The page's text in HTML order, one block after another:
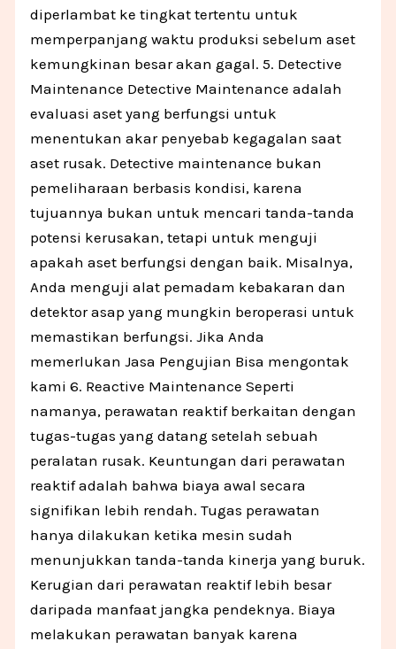
diperlambat ke tingkat tertentu untuk
memperpanjang waktu produksi sebelum aset
kemungkinan besar akan gagal. 5. Detective
Maintenance Detective Maintenance adalah
evaluasi aset yang berfungsi untuk
menentukan akar penyebab kegagalan saat
aset rusak. Detective maintenance bukan
pemeliharaan berbasis kondisi, karena
tujuannya bukan untuk mencari tanda-tanda
potensi kerusakan, tetapi untuk menguji
apakah aset berfungsi dengan baik. Misalnya,
Anda menguji alat pemadam kebakaran dan
detektor asap yang mungkin beroperasi untuk
memastikan berfungsi. Jika Anda
memerlukan Jasa Pengujian Bisa mengontak
kami 6. Reactive Maintenance Seperti
namanya, perawatan reaktif berkaitan dengan
tugas-tugas yang datang setelah sebuah
peralatan rusak. Keuntungan dari perawatan
reaktif adalah bahwa biaya awal secara
signifikan lebih rendah. Tugas perawatan
hanya dilakukan ketika mesin sudah
menunjukkan tanda-tanda kinerja yang buruk.
Kerugian dari perawatan reaktif lebih besar
daripada manfaat jangka pendeknya. Biaya
melakukan perawatan banyak karena